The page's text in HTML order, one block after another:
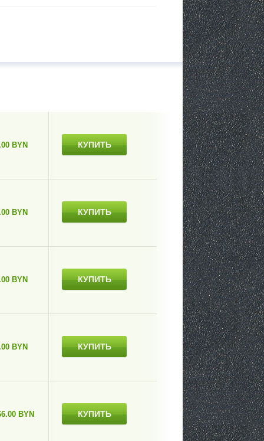
BYN КУПИТЬ
BYN КУПИТЬ
BYN КУПИТЬ
BYN КУПИТЬ
BYN КУПИТЬ